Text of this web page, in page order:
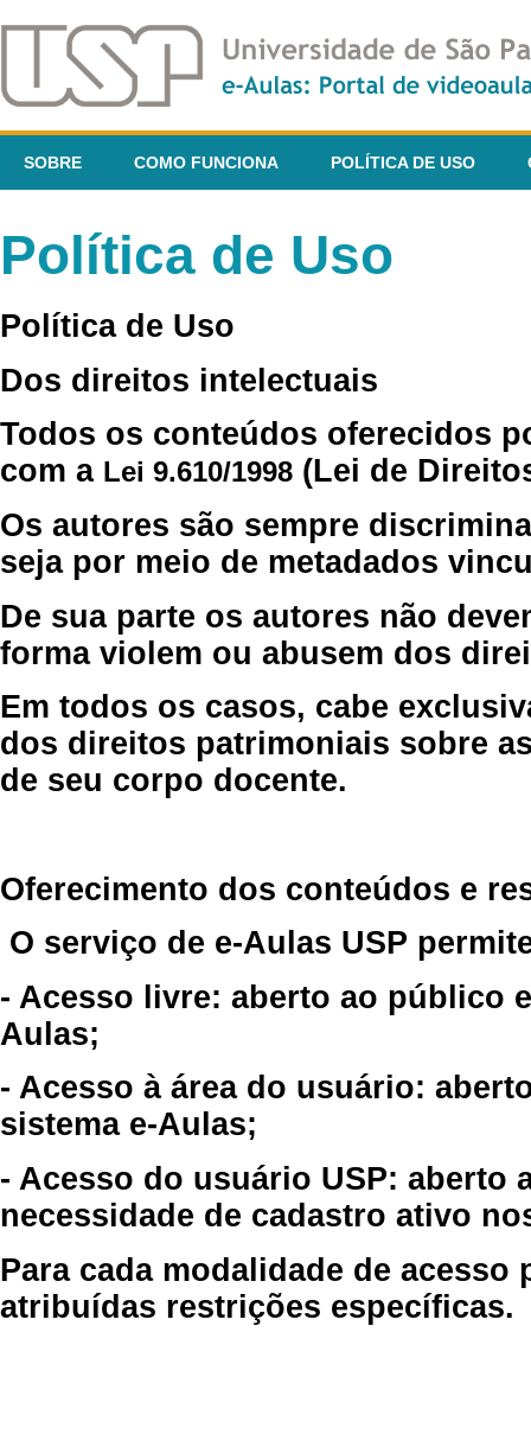
SOBRE COMO FUNCIONA POLÍTICA DE USO
Política de Uso
Política de Uso
Dos direitos intelectuais
Todos os conteúdos oferecidos
com a Lei 9.610/1998 (Lei de
Os autores são sempre
seja por meio de metadados
De sua parte os autores não
forma violem ou abusem dos
Em todos os casos, cabe
dos direitos patrimoniais sobre
de seu corpo docente.
Oferecimento dos conteúdos e
O serviço de e-Aulas USP
- Acesso livre: aberto ao público
Aulas;
- Acesso à área do usuário:
sistema e-Aulas;
- Acesso do usuário USP: aberto
necessidade de cadastro ativo
Para cada modalidade de
atribuídas restrições específicas.